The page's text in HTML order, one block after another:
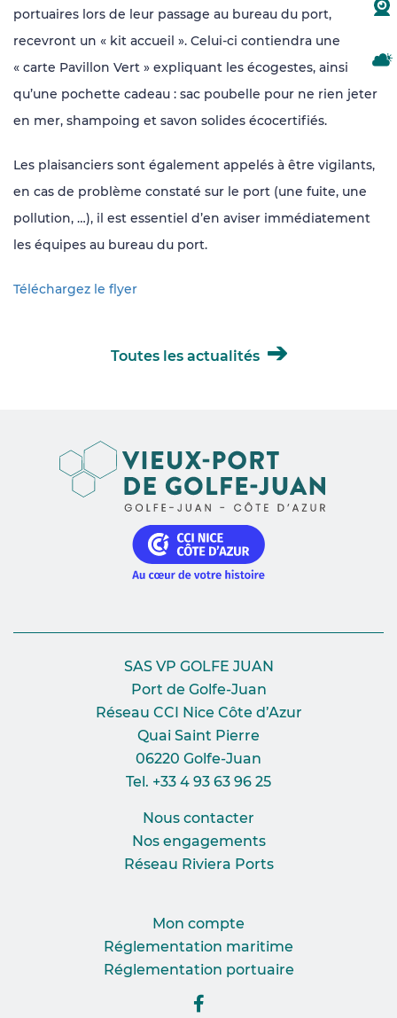
portuaires lors de leur passage au bureau du port,
recevront un « kit accueil ». Celui-ci contiendra une
« carte Pavillon Vert » expliquant les écogestes, ainsi
qu’une pochette cadeau : sac poubelle pour ne rien jeter
en mer, shampoing et savon solides écocertifiés.
Les plaisanciers sont également appelés à être vigilants,
en cas de problème constaté sur le port (une fuite, une
pollution, …), il est essentiel d’en aviser immédiatement
les équipes au bureau du port.
Téléchargez le flyer
Toutes les actualités
SAS VP GOLFE JUAN
Port de Golfe-Juan
Réseau CCI Nice Côte d’Azur
Quai Saint Pierre
06220 Golfe-Juan
Tel. +33 4 93 63 96 25
Nous contacter
Nos engagements
Réseau Riviera Ports
Mon compte
Réglementation maritime
Réglementation portuaire